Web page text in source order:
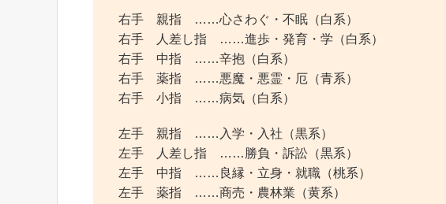
右手 親指 ……心さわぐ・不眠（白系）
右手 人差し指 ……進歩・発育・学（白系）
右手 中指 ……辛抱（白系）
右手 薬指 ……悪魔・悪霊・厄（青系）
右手 小指 ……病気（白系）
左手 親指 ……入学・入社（黒系）
左手 人差し指 ……勝負・訴訟（黒系）
左手 中指 ……良縁・立身・就職（桃系）
左手 薬指 ……商売・農林業（黄系）